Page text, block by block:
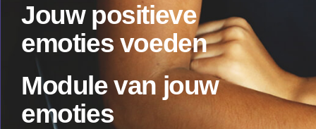
Jouw positieve
emoties voeden
Modulevan jouw
emoties